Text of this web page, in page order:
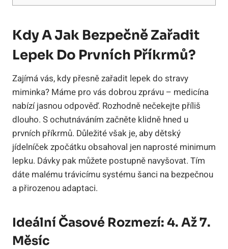
Kdy A Jak Bezpečně Zařadit
Lepek Do Prvních Příkrmů?
Zajímá vás, kdy přesně zařadit lepek do stravy
miminka? Máme pro vás dobrou zprávu – medicína
nabízí jasnou odpověď. Rozhodně nečekejte příliš
dlouho. S ochutnáváním začněte klidně hned u
prvních příkrmů. Důležité však je, aby dětský
jídelníček zpočátku obsahoval jen naprosté minimum
lepku. Dávky pak můžete postupně navyšovat. Tím
dáte malému trávicímu systému šanci na bezpečnou
a přirozenou adaptaci.
Ideální Časové Rozmezí: 4. Až 7.
Měsíc